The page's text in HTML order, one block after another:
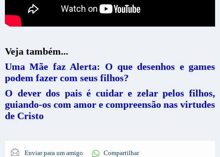
Veja também...
Uma Mãe faz Alerta: O que desenhos e games
podem fazer com seus filhos?
O dever dos pais é cuidar e zelar pelos filhos,
guiando-os com amor e compreensão nas virtudes
de Cristo
Enviar para um amigo Compartilhar